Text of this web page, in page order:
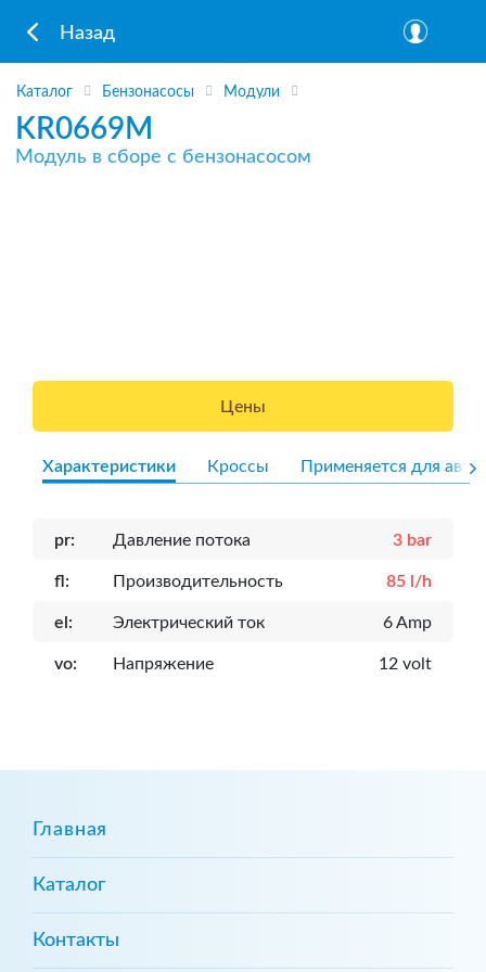
Назад
Каталог Бензонасосы Модули
KR0669M
Модуль в сборе с бензонасосом
Цены
Характеристики Кроссы Применяется для авто
pr: Давление потока 3 bar
fl: Производительность 85 l/h
el: Электрический ток 6 Amp
vo: Напряжение 12 volt
Главная
Каталог
Контакты